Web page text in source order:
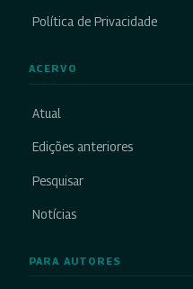
Política de Privacidade
ACERVO
Atual
Edições anteriores
Pesquisar
Notícias
PARA AUTORES